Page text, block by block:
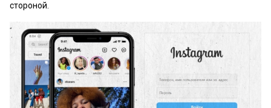
стороной.